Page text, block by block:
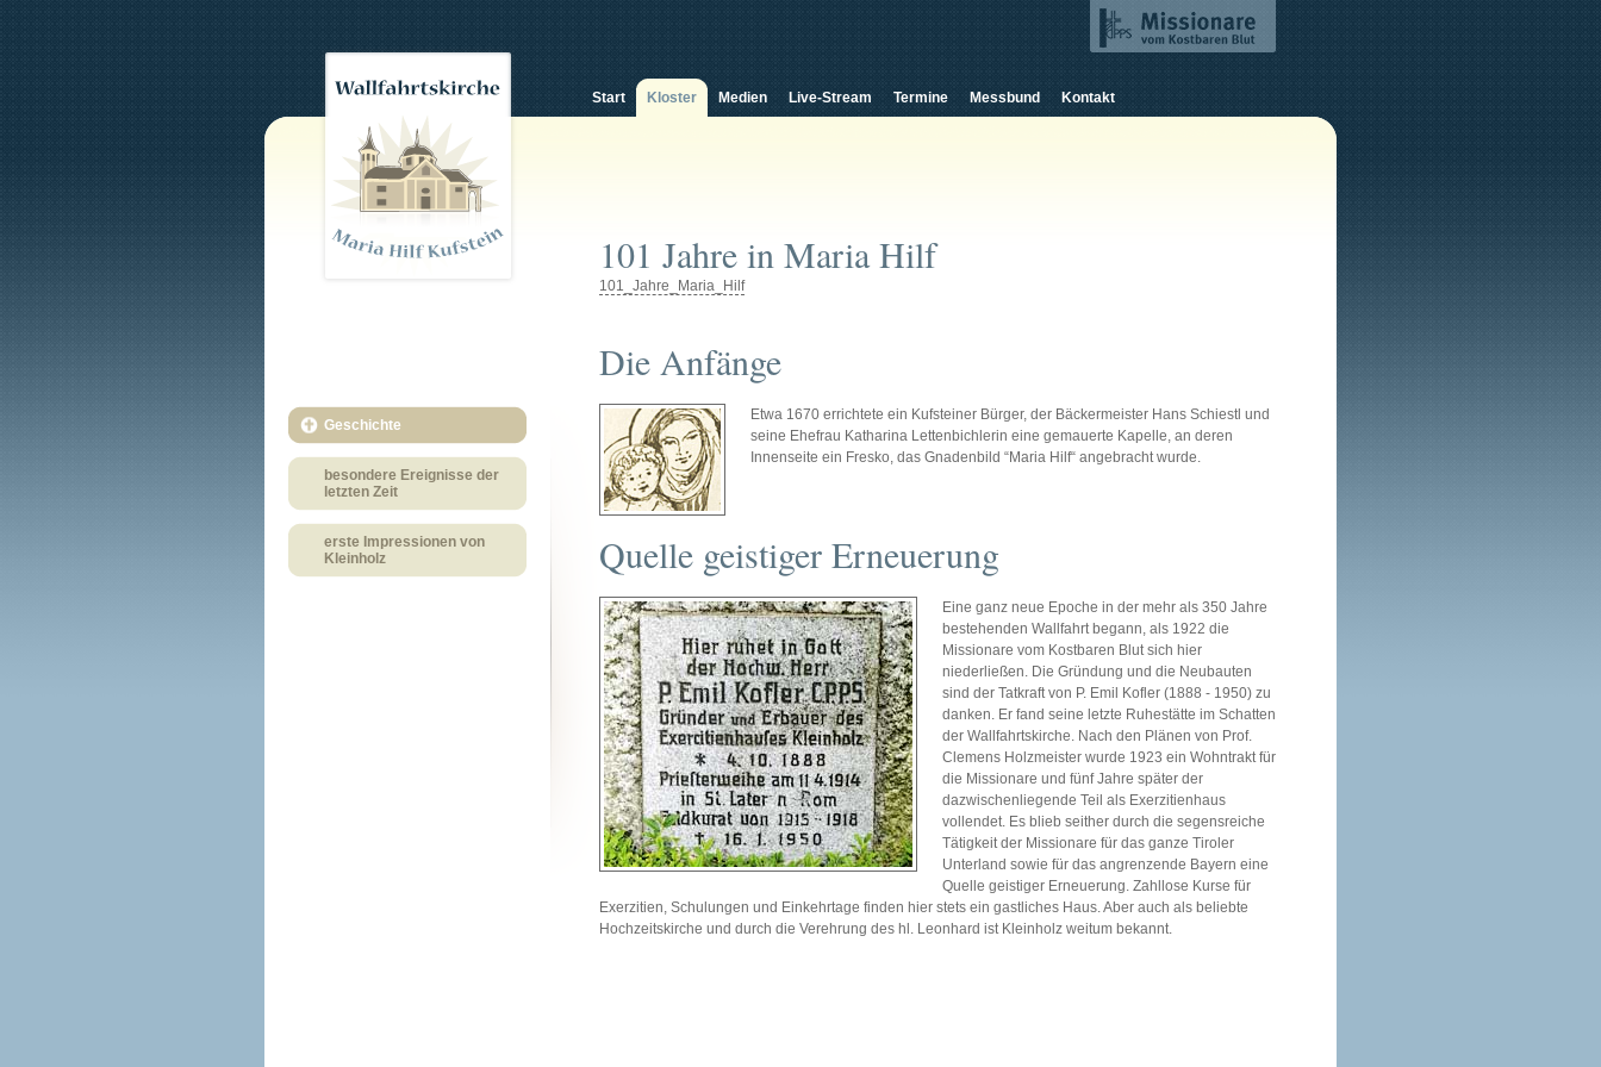
Start Kloster Medien Live-Stream Termine Messbund Kontakt
Geschichte
besondere Ereignisse der
letzten Zeit
erste Impressionen von
Kleinholz
101 Jahre in Maria Hilf
101_Jahre_Maria_Hilf
Die Anfänge
Etwa 1670 errichtete ein Kufsteiner Bürger, der Bäckermeister Hans Schiestl und
seine Ehefrau Katharina Lettenbichlerin eine gemauerte Kapelle, an deren
Innenseite ein Fresko, das Gnadenbild “Maria Hilf“ angebracht wurde.
Quelle geistiger Erneuerung
Eine ganz neue Epoche in der mehr als 350 Jahre
bestehenden Wallfahrt begann, als 1922 die
Missionare vom Kostbaren Blut sich hier
niederließen. Die Gründung und die Neubauten
sind der Tatkraft von P. Emil Kofler (1888 - 1950) zu
danken. Er fand seine letzte Ruhestätte im Schatten
der Wallfahrtskirche. Nach den Plänen von Prof.
Clemens Holzmeister wurde 1923 ein Wohntrakt für
die Missionare und fünf Jahre später der
dazwischenliegende Teil als Exerzitienhaus
vollendet. Es blieb seither durch die segensreiche
Tätigkeit der Missionare für das ganze Tiroler
Unterland sowie für das angrenzende Bayern eine
Quelle geistiger Erneuerung. Zahllose Kurse für
Exerzitien, Schulungen und Einkehrtage finden hier stets ein gastliches Haus. Aber auch als beliebte
Hochzeitskirche und durch die Verehrung des hl. Leonhard ist Kleinholz weitum bekannt.